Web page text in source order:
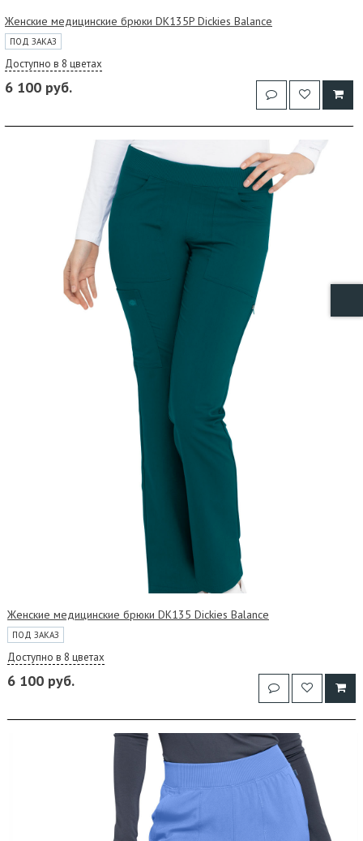
Женские медицинские брюки DK135P Dickies Balance
ПОД ЗАКАЗ
Доступно в 8 цветах
6 100 руб.
Женские медицинские брюки DK135 Dickies Balance
ПОД ЗАКАЗ
Доступно в 8 цветах
6 100 руб.